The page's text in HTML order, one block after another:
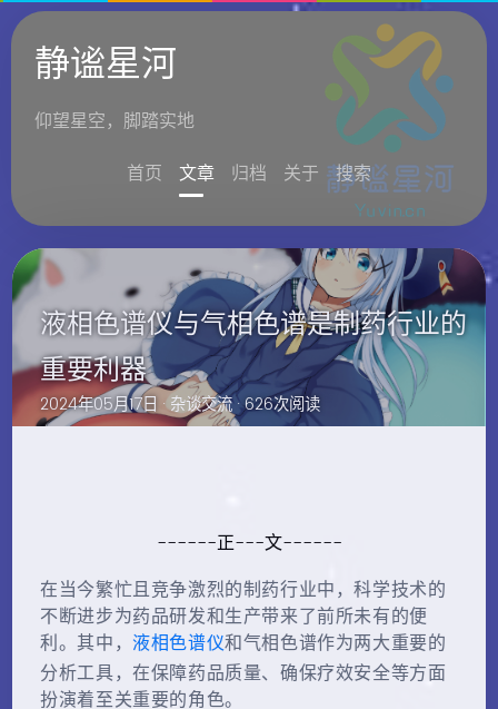
静谧星河
仰望星空，脚踏实地
首页
文章 归档 关于 搜索
液相色谱仪与气相色谱是制药行业的
重要利器
2024年05月17日 ·杂谈交流· 626次阅读
------正---文------
在当今繁忙且竞争激烈的制药行业中，科学技术的
不断进步为药品研发和生产带来了前所未有的便
利。其中， 液相色谱仪和气相色谱作为两大重要的
分析工具，在保障药品质量、确保疗效安全等方面
扮演着至关重要的角色。